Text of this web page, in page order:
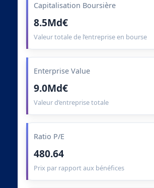
Capitalisation Boursière
8.5Md€
Valeur totale de l’entreprise en bourse
Enterprise Value
9.0Md€
Valeur d’entreprise totale
Ratio P/E
480.64
Prix par rapport aux bénéfices